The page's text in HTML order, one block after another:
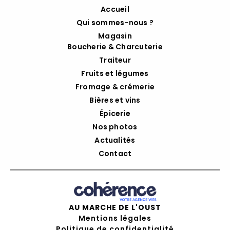
Accueil
Qui sommes-nous ?
Magasin
Boucherie & Charcuterie
Traiteur
Fruits et légumes
Fromage & crémerie
Bières et vins
Épicerie
Nos photos
Actualités
Contact
AU MARCHE DE L'OUST
Mentions légales